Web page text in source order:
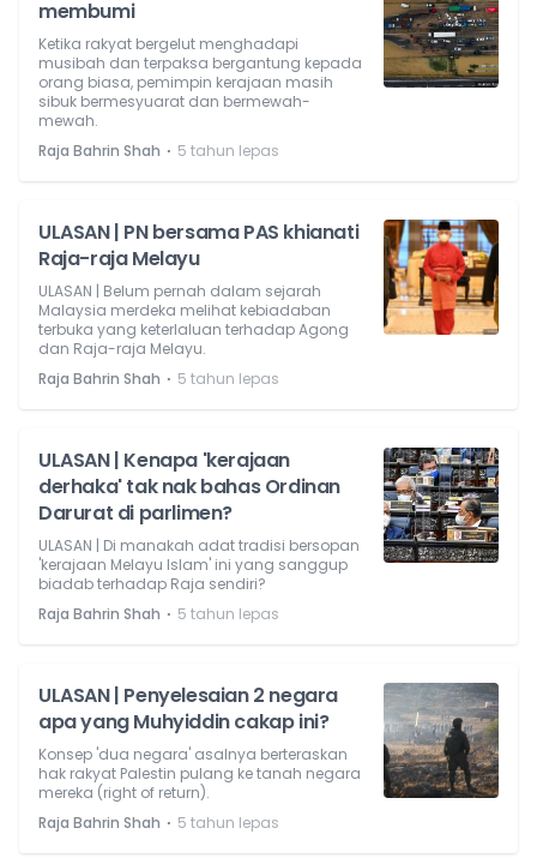
membumi
Ketika rakyat bergelut menghadapi
musibah dan terpaksa bergantung kepada
orang biasa, pemimpin kerajaan masih
sibuk bermesyuarat dan bermewah-
mewah.
Raja Bahrin Shah ⋅ 5 tahun lepas
ULASAN | PN bersama PAS khianati
Raja-raja Melayu
ULASAN | Belum pernah dalam sejarah
Malaysia merdeka melihat kebiadaban
terbuka yang keterlaluan terhadap Agong
dan Raja-raja Melayu.
Raja Bahrin Shah ⋅ 5 tahun lepas
ULASAN | Kenapa 'kerajaan
derhaka' tak nak bahas Ordinan
Darurat di parlimen?
ULASAN | Di manakah adat tradisi bersopan
'kerajaan Melayu Islam' ini yang sanggup
biadab terhadap Raja sendiri?
Raja Bahrin Shah ⋅ 5 tahun lepas
ULASAN | Penyelesaian 2 negara
apa yang Muhyiddin cakap ini?
Konsep 'dua negara' asalnya berteraskan
hak rakyat Palestin pulang ke tanah negara
mereka (right of return).
Raja Bahrin Shah ⋅ 5 tahun lepas